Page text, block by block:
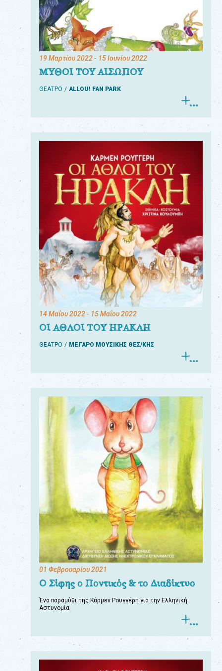
19 Μαρτίου 2022- 15 Ιουνίου 2022
ΜΥΘΟΙ ΤΟΥ ΑΙΣΩΠΟΥ
ΘΕΑΤΡΟ ALLOU! FAN PARK
14 Μαΐου 2022- 15 Μαΐου 2022
ΟΙ ΑΘΛΟΙ ΤΟΥ ΗΡΑΚΛΗ
ΘΕΑΤΡΟ ΜΕΓΑΡΟ ΜΟΥΣΙΚΗΣ ΘΕΣ/ΚΗΣ
01 Φεβρουαρίου 2021
Ο Σίφης ο Ποντικός & το Διαδίκτυο
Ένα παραμύθι της Κάρμεν Ρουγγέρη για την Ελληνική
Αστυνομία